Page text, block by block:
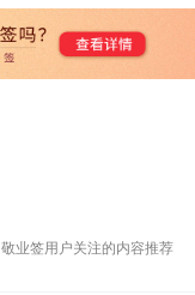
敬业签用户关注的内容推荐